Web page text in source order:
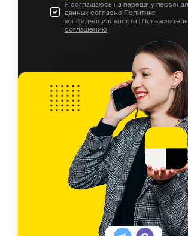
Я соглашаюсь на передачу
данных согласно Политике
конфиденциальности
соглашению